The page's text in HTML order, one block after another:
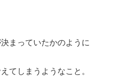
まっていたかのように
てしまうようなこと。